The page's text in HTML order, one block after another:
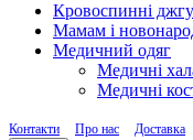
Кровоспинні
Мамам і
Медичний одяг
Медичні
Медичні
Контакти Про нас Доставка